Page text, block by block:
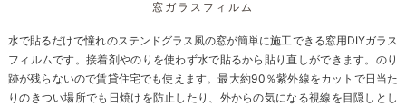
窓ガラスフィルム
水で貼るだけで憧れのステンドグラス風の窓が簡単に施工できる窓用DIYガラス
フィルムです。接着剤やのりを使わず水で貼るから貼り直しができます。のり
跡が残らないので賃貸住宅でも使えます。最大約90％紫外線をカットで日当た
りのきつい場所でも日焼けを防止したり、外からの気になる視線を目隠しとし